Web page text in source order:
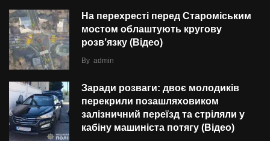
На перехресті перед Староміським
мостом облаштують кругову
розв’язку (Відео)
By admin
Заради розваги: двоє молодиків
перекрили позашляховиком
залізничний переїзд та стріляли у
кабіну машиніста потягу (Відео)